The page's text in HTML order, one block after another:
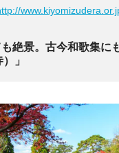
絶景。古今和歌集に
」